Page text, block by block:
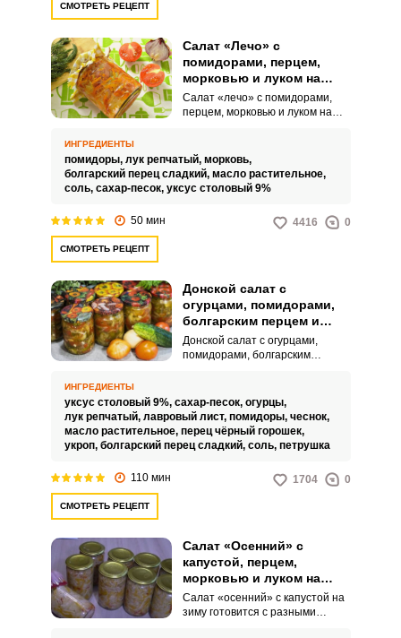
СМОТРЕТЬ РЕЦЕПТ
Салат «Лечо» с
помидорами, перцем,
морковью и луком на
зиму
Салат «лечо» с помидорами,
перцем, морковью и луком на
привлекательным внешним
видом. Такой аппетитный
продукт дополнит ваши
ИНГРЕДИЕНТЫ
помидоры, лук репчатый, морковь,
болгарский перец сладкий, масло растительное,
соль, сахар-песок, уксус столовый 9%
50 мин 4416 0
СМОТРЕТЬ РЕЦЕПТ
Донской салат с
огурцами, помидорами,
болгарским перцем и
луком со стерилизацией
на зиму
Донской салат с огурцами,
помидорами, болгарским
великолепная овощная закуска.
При минимальной тепловой
обработке овощи остаются
сочными и хрустящими –
ИНГРЕДИЕНТЫ
уксус столовый 9%, сахар-песок, огурцы,
лук репчатый, лавровый лист, помидоры, чеснок,
масло растительное, перец чёрный горошек,
укроп, болгарский перец сладкий, соль, петрушка
110 мин 1704 0
СМОТРЕТЬ РЕЦЕПТ
Салат «Осенний» с
капустой, перцем,
морковью и луком на
зиму
Салат «осенний» с капустой на
зиму готовится с разными